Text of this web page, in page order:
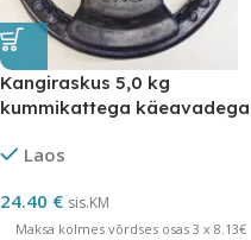
Kangiraskus 5,0 kg
kummikattega käeavadega
Laos
24.40 € sis.KM
Maksa kolmes võrdses osas 3 x 8.13€